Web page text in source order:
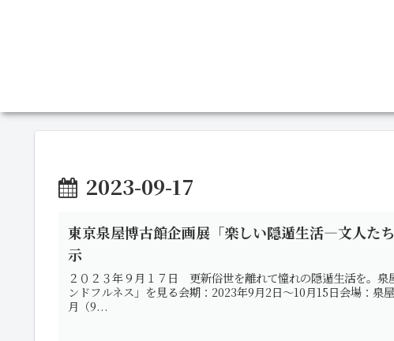
2023-09-17
東京泉屋博古館企画展「楽しい隠遁生活―文人た
示
２０２３年９月１７日 更新俗世を離れて憧れの隠遁生活を。
ンドフルネス」を見る会期：2023年9月2日～10月15日会場：
月（9...